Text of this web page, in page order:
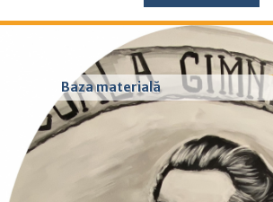
Baza materială